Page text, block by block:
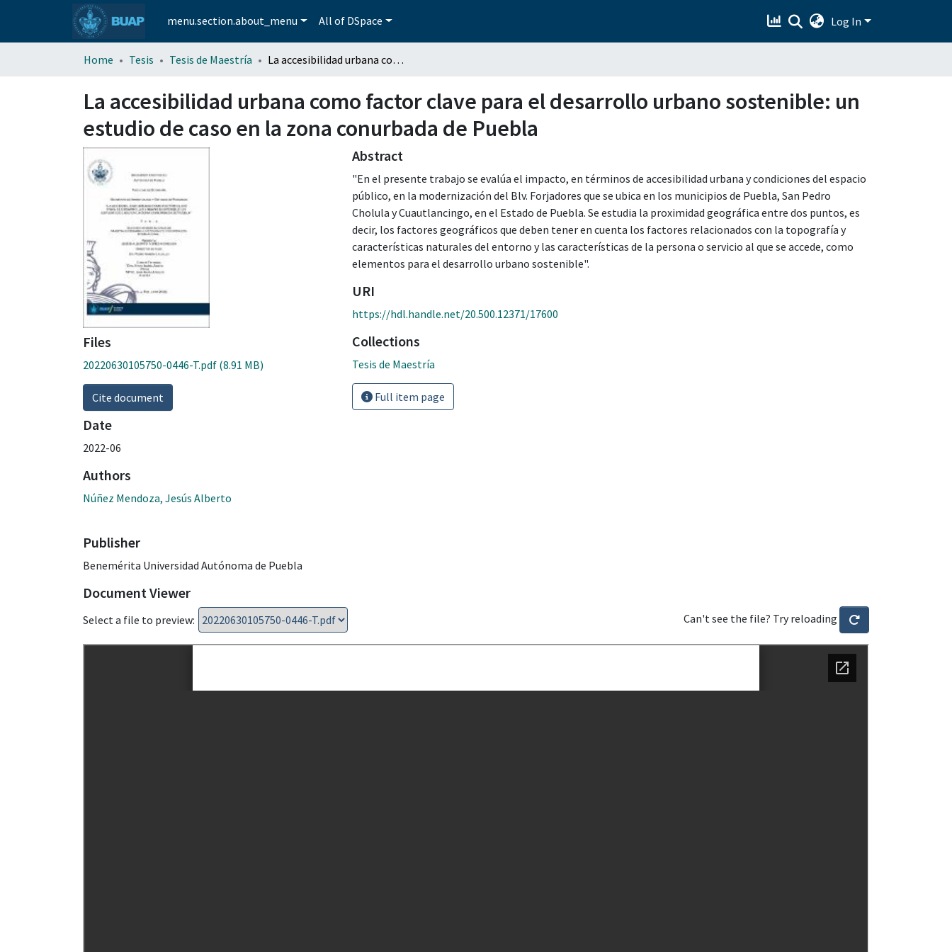
menu.section.about_menu All of DSpace Log In
Home Tesis Tesis de Maestría La accesibilidad urbana como factor clave para el desarrollo urbano sostenible: un estudio de caso en la zona conurbada de Puebla
La accesibilidad urbana como factor clave para el desarrollo urbano sostenible: un
estudio de caso en la zona conurbada de Puebla
Files
20220630105750-0446-T.pdf (8.91 MB)
Cite document
Date
2022-06
Authors
Núñez Mendoza, Jesús Alberto
Publisher
Benemérita Universidad Autónoma de Puebla
Abstract
"En el presente trabajo se evalúa el impacto, en términos de accesibilidad urbana y condiciones del espacio
público, en la modernización del Blv. Forjadores que se ubica en los municipios de Puebla, San Pedro
Cholula y Cuautlancingo, en el Estado de Puebla. Se estudia la proximidad geográfica entre dos puntos, es
decir, los factores geográficos que deben tener en cuenta los factores relacionados con la topografía y
características naturales del entorno y las características de la persona o servicio al que se accede, como
elementos para el desarrollo urbano sostenible".
URI
https://hdl.handle.net/20.500.12371/17600
Collections
Tesis de Maestría
Full item page
Document Viewer
Select a file to preview: Can't see the file? Try reloading